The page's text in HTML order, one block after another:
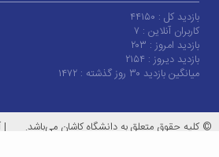
بازدید کل : ۴۴۱۵۰
کاربران آنلاین : ۷
بازدید امروز : ۲۰۳
بازدید دیروز : ۲۱۵۴
میانگین بازدید ۳۰ روز گذشته :
۱۴۷۲
© کلیه حقوق متعلق به دانشگاه کاشان می‌باشد. |